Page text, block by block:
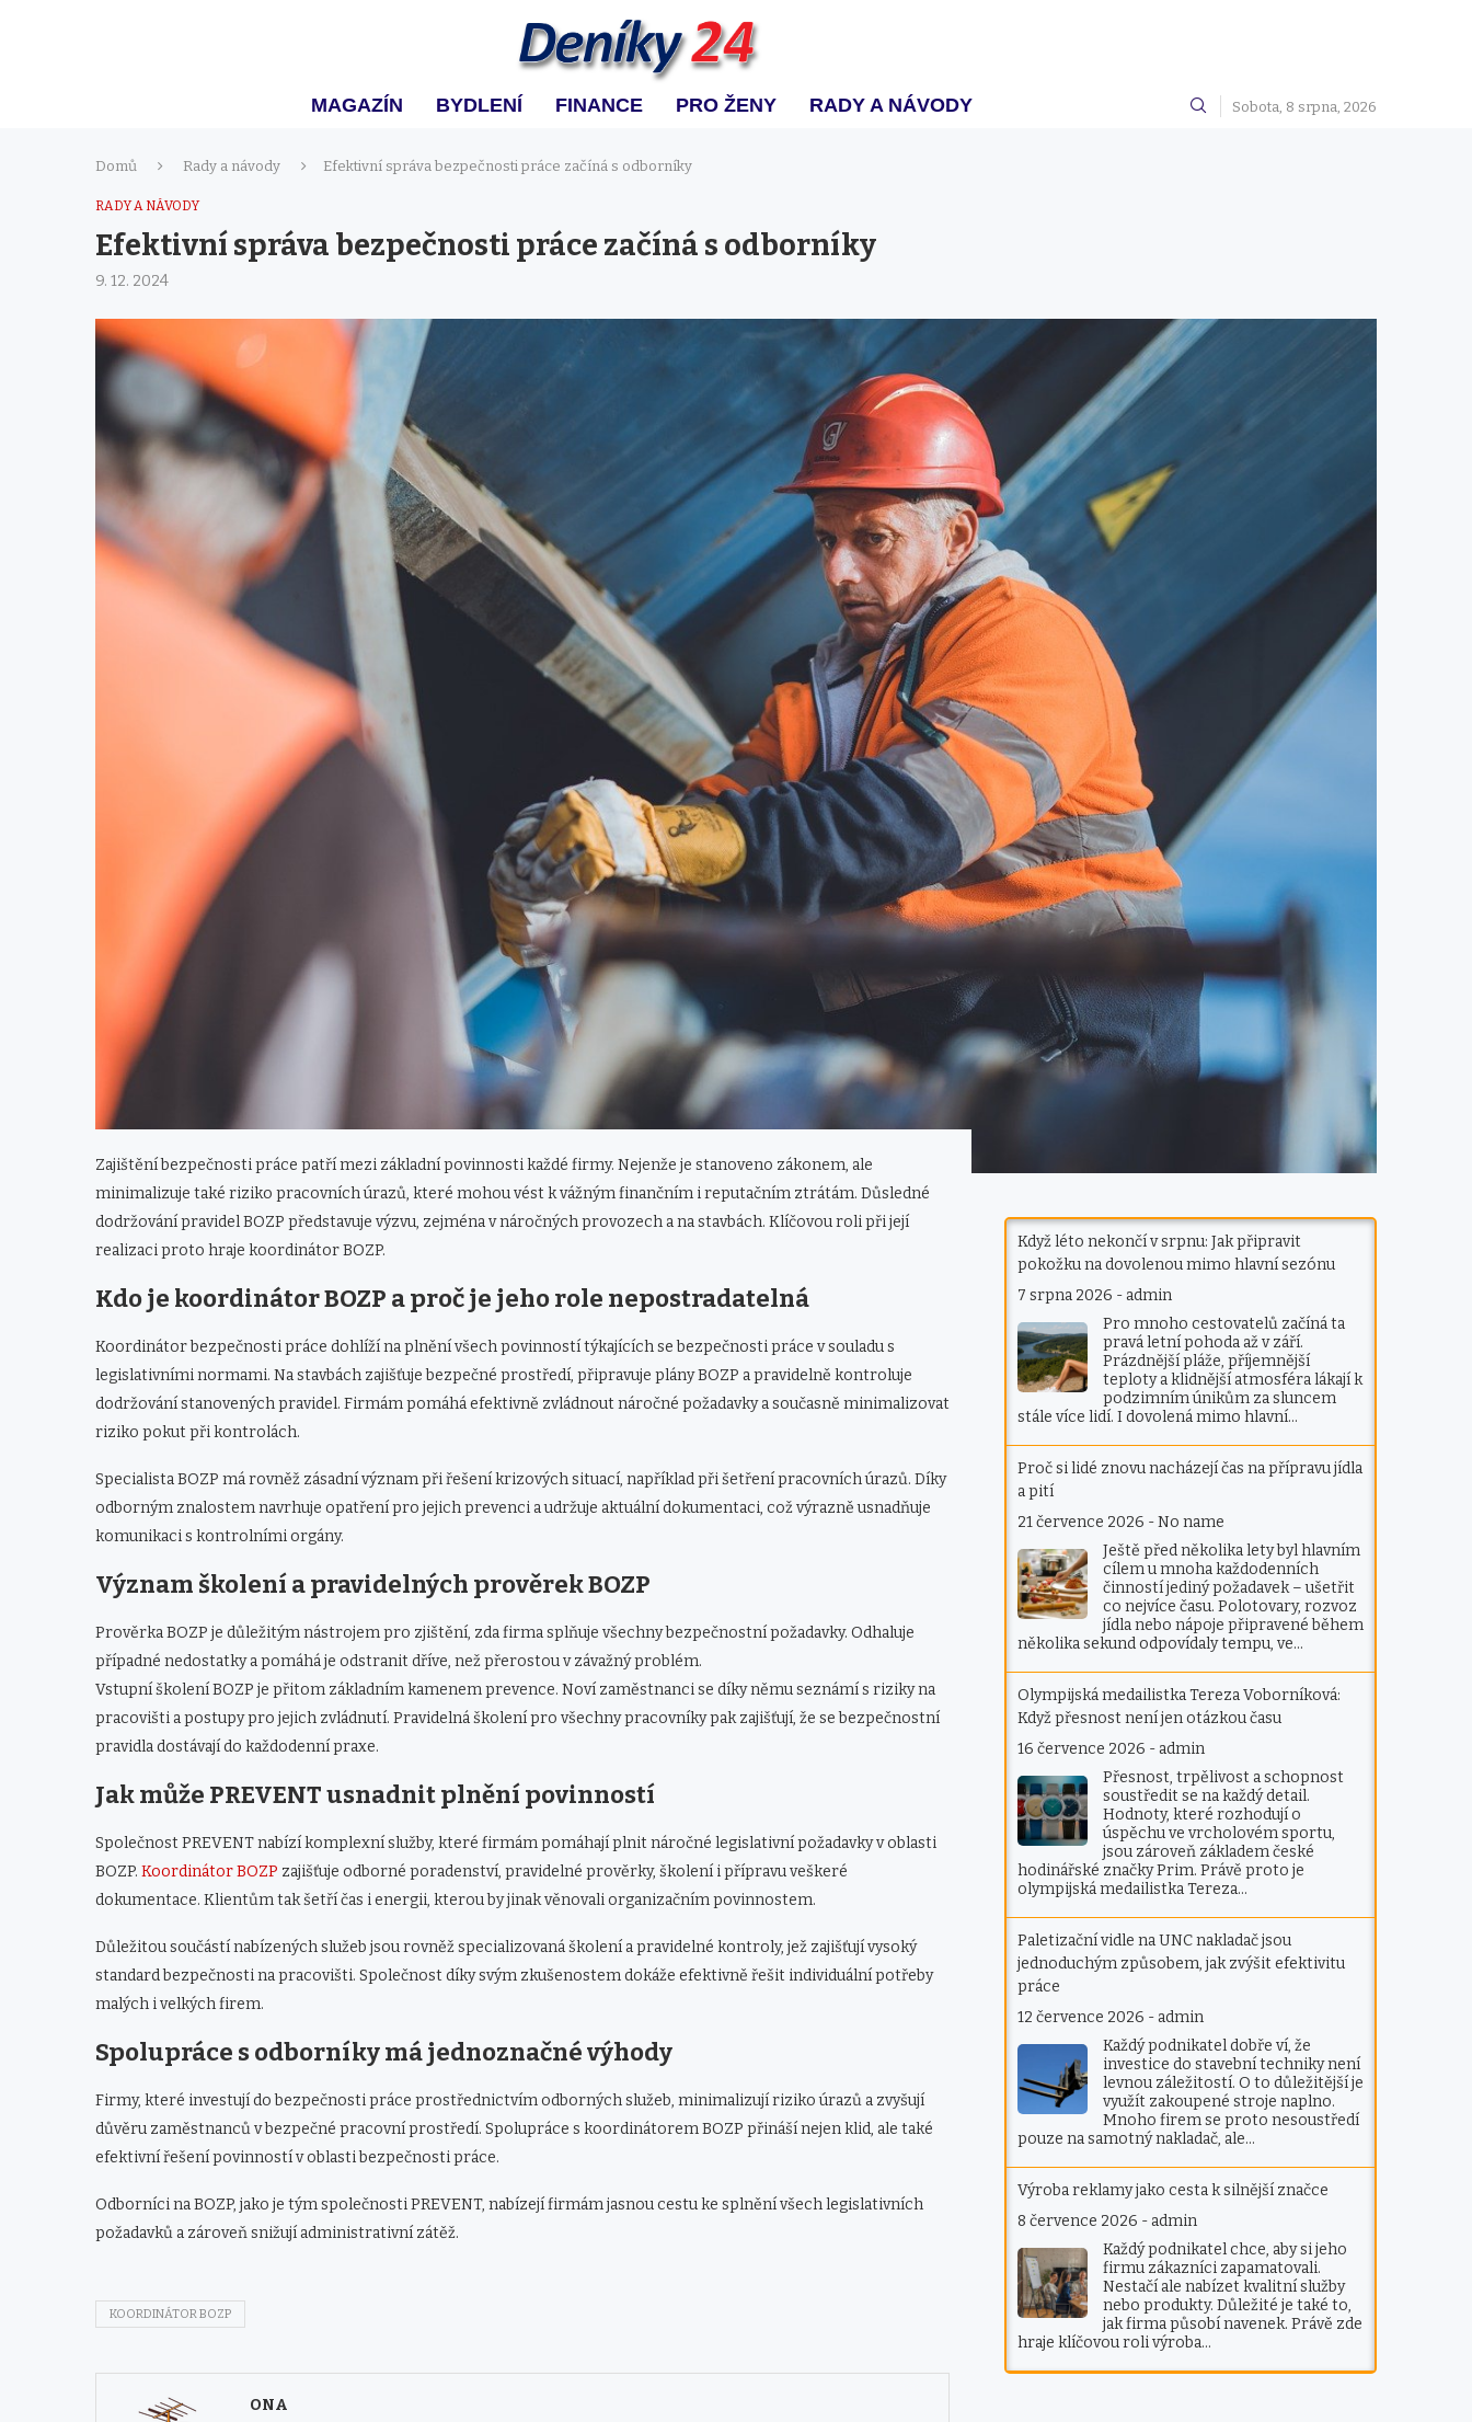
MAGAZÍN BYDLENÍ FINANCE PRO ŽENY RADY A NÁVODY Sobota, 8 srpna, 2026
Domů Rady a návody Efektivní správa bezpečnosti práce začíná s odborníky
RADY A NÁVODY
Efektivní správa bezpečnosti práce začíná s odborníky
9. 12. 2024
Zajištění bezpečnosti práce patří mezi základní povinnosti každé firmy. Nejenže je stanoveno zákonem, ale
minimalizuje také riziko pracovních úrazů, které mohou vést k vážným finančním i reputačním ztrátám. Důsledné
dodržování pravidel BOZP představuje výzvu, zejména v náročných provozech a na stavbách. Klíčovou roli při její
realizaci proto hraje koordinátor BOZP.
Kdo je koordinátor BOZP a proč je jeho role nepostradatelná
Koordinátor bezpečnosti práce dohlíží na plnění všech povinností týkajících se bezpečnosti práce v souladu s
legislativními normami. Na stavbách zajišťuje bezpečné prostředí, připravuje plány BOZP a pravidelně kontroluje
dodržování stanovených pravidel. Firmám pomáhá efektivně zvládnout náročné požadavky a současně minimalizovat
riziko pokut při kontrolách.
Specialista BOZP má rovněž zásadní význam při řešení krizových situací, například při šetření pracovních úrazů. Díky
odborným znalostem navrhuje opatření pro jejich prevenci a udržuje aktuální dokumentaci, což výrazně usnadňuje
komunikaci s kontrolními orgány.
Význam školení a pravidelných prověrek BOZP
Prověrka BOZP je důležitým nástrojem pro zjištění, zda firma splňuje všechny bezpečnostní požadavky. Odhaluje
případné nedostatky a pomáhá je odstranit dříve, než přerostou v závažný problém.
Vstupní školení BOZP je přitom základním kamenem prevence. Noví zaměstnanci se díky němu seznámí s riziky na
pracovišti a postupy pro jejich zvládnutí. Pravidelná školení pro všechny pracovníky pak zajišťují, že se bezpečnostní
pravidla dostávají do každodenní praxe.
Jak může PREVENT usnadnit plnění povinností
Společnost PREVENT nabízí komplexní služby, které firmám pomáhají plnit náročné legislativní požadavky v oblasti
BOZP. Koordinátor BOZP zajišťuje odborné poradenství, pravidelné prověrky, školení i přípravu veškeré
dokumentace. Klientům tak šetří čas i energii, kterou by jinak věnovali organizačním povinnostem.
Důležitou součástí nabízených služeb jsou rovněž specializovaná školení a pravidelné kontroly, jež zajišťují vysoký
standard bezpečnosti na pracovišti. Společnost díky svým zkušenostem dokáže efektivně řešit individuální potřeby
malých i velkých firem.
Spolupráce s odborníky má jednoznačné výhody
Firmy, které investují do bezpečnosti práce prostřednictvím odborných služeb, minimalizují riziko úrazů a zvyšují
důvěru zaměstnanců v bezpečné pracovní prostředí. Spolupráce s koordinátorem BOZP přináší nejen klid, ale také
efektivní řešení povinností v oblasti bezpečnosti práce.
Odborníci na BOZP, jako je tým společnosti PREVENT, nabízejí firmám jasnou cestu ke splnění všech legislativních
požadavků a zároveň snižují administrativní zátěž.
KOORDINÁTOR BOZP
ONA
Když léto nekončí v srpnu: Jak připravit
pokožku na dovolenou mimo hlavní sezónu
7 srpna 2026 - admin
Pro mnoho cestovatelů začíná ta
pravá letní pohoda až v září.
Prázdnější pláže, příjemnější
teploty a klidnější atmosféra lákají k
podzimním únikům za sluncem
stále více lidí. I dovolená mimo hlavní…
Proč si lidé znovu nacházejí čas na přípravu jídla
a pití
21 července 2026 -No name
Ještě před několika lety byl hlavním
cílem u mnoha každodenních
činností jediný požadavek – ušetřit
co nejvíce času. Polotovary, rozvoz
jídla nebo nápoje připravené během
několika sekund odpovídaly tempu, ve…
Olympijská medailistka Tereza Voborníková:
Když přesnost není jen otázkou času
16 července 2026 - admin
Přesnost, trpělivost a schopnost
soustředit se na každý detail.
Hodnoty, které rozhodují o
úspěchu ve vrcholovém sportu,
jsou zároveň základem české
hodinářské značky Prim. Právě proto je
olympijská medailistka Tereza…
Paletizační vidle na UNC nakladač jsou
jednoduchým způsobem, jak zvýšit efektivitu
práce
12 července 2026 - admin
Každý podnikatel dobře ví, že
investice do stavební techniky není
levnou záležitostí. O to důležitější je
využít zakoupené stroje naplno.
Mnoho firem se proto nesoustředí
pouze na samotný nakladač, ale…
Výroba reklamy jako cesta k silnější značce
8 července 2026 - admin
Každý podnikatel chce, aby si jeho
firmu zákazníci zapamatovali.
Nestačí ale nabízet kvalitní služby
nebo produkty. Důležité je také to,
jak firma působí navenek. Právě zde
hraje klíčovou roli výroba…